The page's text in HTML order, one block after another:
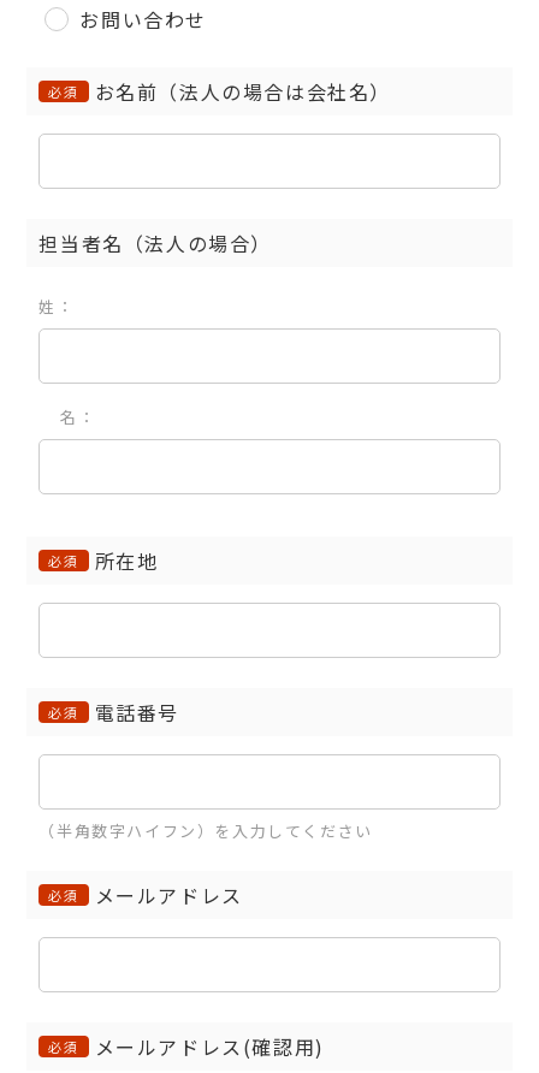
お問い合わせ
必須 お名前（法人の場合は会社名）
担当者名（法人の場合）
姓：
名：
必須 所在地
必須 電話番号
（半角数字ハイフン）を入力してください
必須 メールアドレス
必須 メールアドレス(確認用)